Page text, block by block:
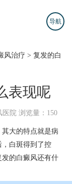
导航
风治疗 > 复发的白
表现呢
医院 浏览量：150
大的特点就是病
白斑得到了控
的白癜风还有什